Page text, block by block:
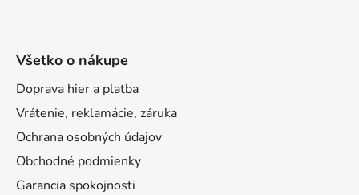
Všetko o nákupe
Doprava hier a platba
Vrátenie, reklamácie, záruka
Ochrana osobných údajov
Obchodné podmienky
Garancia spokojnosti